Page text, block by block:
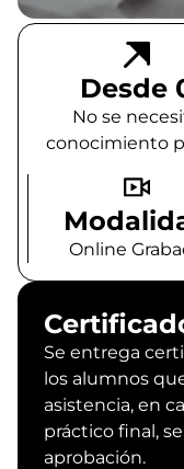
Desde
No se
conocimiento
Online
Se entrega
los alumnos
asistencia, en
práctico final,
aprobación.